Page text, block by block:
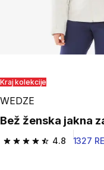
Kraj kolekcije
WEDZE
Bež ženska jakna
4.8
4.8 od 5 zvezdica1327